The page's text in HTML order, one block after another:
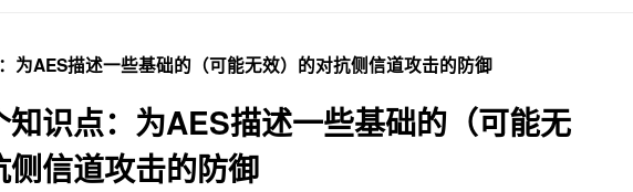
为AES描述一些基础的（可能无效）的对抗侧信道攻击的防御
知识点：为AES描述一些基础的（可能无
信道攻击的防御